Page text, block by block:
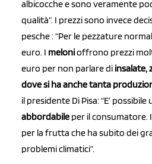
albicocche e sono veramente
qualità”. I prezzi sono invece
pesche : “Per le pezzature
euro. I melonioffrono prezzi
euro per non parlare di insalate,
dove si ha anche tanta
il presidente Di Pisa: “E’ possibile
abbordabile per il consumatore.
per la frutta che ha subito dei
problemi climatici”.